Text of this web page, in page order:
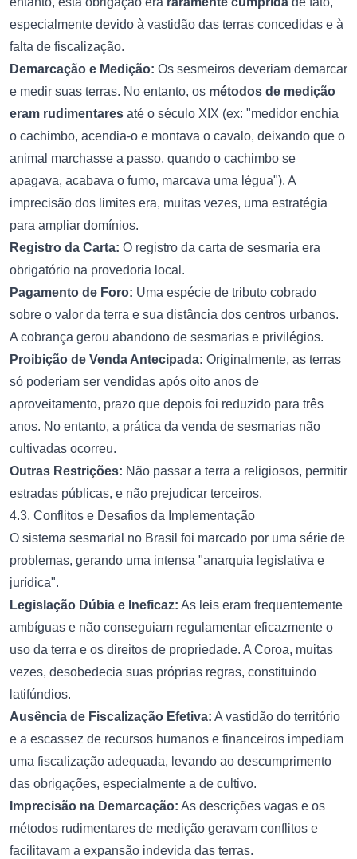
especialmente devido à vastidão das terras concedidas e à
falta de fiscalização.
Demarcação e Medição: Os sesmeiros deveriam demarcar
e medir suas terras. No entanto, os métodos de medição
eram rudimentares até o século XIX (ex: "medidor enchia
o cachimbo, acendia-o e montava o cavalo, deixando que o
animal marchasse a passo, quando o cachimbo se
apagava, acabava o fumo, marcava uma légua"). A
imprecisão dos limites era, muitas vezes, uma estratégia
para ampliar domínios.
Registro da Carta: O registro da carta de sesmaria era
obrigatório na provedoria local.
Pagamento de Foro: Uma espécie de tributo cobrado
sobre o valor da terra e sua distância dos centros urbanos.
A cobrança gerou abandono de sesmarias e privilégios.
Proibição de Venda Antecipada: Originalmente, as terras
só poderiam ser vendidas após oito anos de
aproveitamento, prazo que depois foi reduzido para três
anos. No entanto, a prática da venda de sesmarias não
cultivadas ocorreu.
Outras Restrições: Não passar a terra a religiosos, permitir
estradas públicas, e não prejudicar terceiros.
4.3. Conflitos e Desafios da Implementação
O sistema sesmarial no Brasil foi marcado por uma série de
problemas, gerando uma intensa "anarquia legislativa e
jurídica".
Legislação Dúbia e Ineficaz: As leis eram frequentemente
ambíguas e não conseguiam regulamentar eficazmente o
uso da terra e os direitos de propriedade. A Coroa, muitas
vezes, desobedecia suas próprias regras, constituindo
latifúndios.
Ausência de Fiscalização Efetiva: A vastidão do território
e a escassez de recursos humanos e financeiros impediam
uma fiscalização adequada, levando ao descumprimento
das obrigações, especialmente a de cultivo.
Imprecisão na Demarcação: As descrições vagas e os
métodos rudimentares de medição geravam conflitos e
facilitavam a expansão indevida das terras.